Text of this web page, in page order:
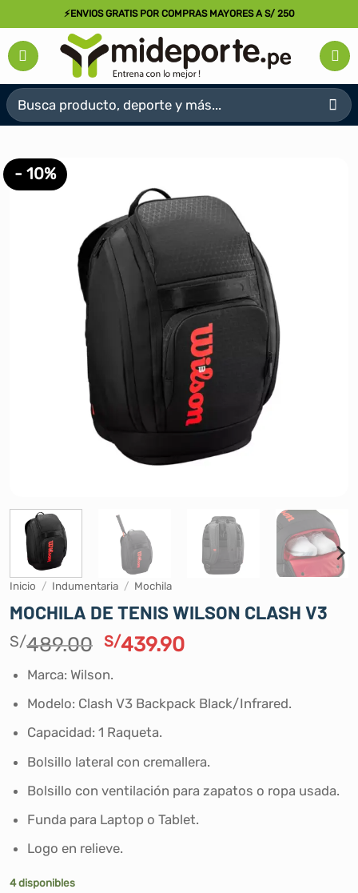
al
contenido
⚡ENVIOS GRATIS POR COMPRAS MAYORES A S/ 250
Buscar
por:
- 10%
Inicio / Indumentaria / Mochila
MOCHILA DE TENIS WILSON CLASH V3
S/489.00 El
original
era:
S/489.00.
S/439.90El
es:
Marca: Wilson.
Modelo: Clash V3 Backpack Black/Infrared.
Capacidad: 1 Raqueta.
Bolsillo lateral con cremallera.
Bolsillo con ventilación para zapatos o ropa usada.
Funda para Laptop o Tablet.
Logo en relieve.
4 disponibles